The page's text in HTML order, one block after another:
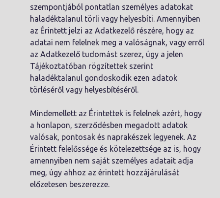
szempontjából pontatlan személyes adatokat
haladéktalanul törli vagy helyesbíti. Amennyiben
az Érintett jelzi az Adatkezelő részére, hogy az
adatai nem felelnek meg a valóságnak, vagy erről
az Adatkezelő tudomást szerez, úgy a jelen
Tájékoztatóban rögzítettek szerint
haladéktalanul gondoskodik ezen adatok
törléséről vagy helyesbítéséről.
Mindemellett az Érintettek is felelnek azért, hogy
a honlapon, szerződésben megadott adatok
valósak, pontosak és naprakészek legyenek. Az
Érintett felelőssége és kötelezettsége az is, hogy
amennyiben nem saját személyes adatait adja
meg, úgy ahhoz az érintett hozzájárulását
előzetesen beszerezze.